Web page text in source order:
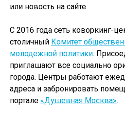
или новость на сайте.
С 2016 года сеть коворкинг-
столичный Комитет
молодежной политики.
приглашают все социально
города. Центры работают
адреса и забронировать
портале «Душевная Москва».